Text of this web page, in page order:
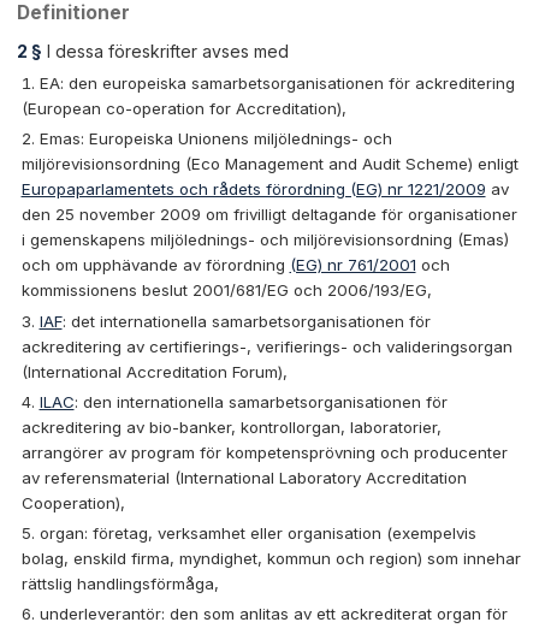
Definitioner
2 § I dessa föreskrifter avses med
EA: den europeiska samarbetsorganisationen för ackreditering
(European co-operation for Accreditation),
Emas: Europeiska Unionens miljölednings- och
miljörevisionsordning (Eco Management and Audit Scheme) enligt
Europaparlamentets och rådets förordning (EG) nr 1221/2009 av
den 25 november 2009 om frivilligt deltagande för organisationer
i gemenskapens miljölednings- och miljörevisionsordning (Emas)
och om upphävande av förordning (EG) nr 761/2001 och
kommissionens beslut 2001/681/EG och 2006/193/EG,
IAF: det internationella samarbetsorganisationen för
ackreditering av certifierings-, verifierings- och valideringsorgan
(International Accreditation Forum),
ILAC: den internationella samarbetsorganisationen för
ackreditering av bio-banker, kontrollorgan, laboratorier,
arrangörer av program för kompetensprövning och producenter
av referensmaterial (International Laboratory Accreditation
Cooperation),
organ: företag, verksamhet eller organisation (exempelvis
bolag, enskild firma, myndighet, kommun och region) som innehar
rättslig handlingsförmåga,
underleverantör: den som anlitas av ett ackrediterat organ för